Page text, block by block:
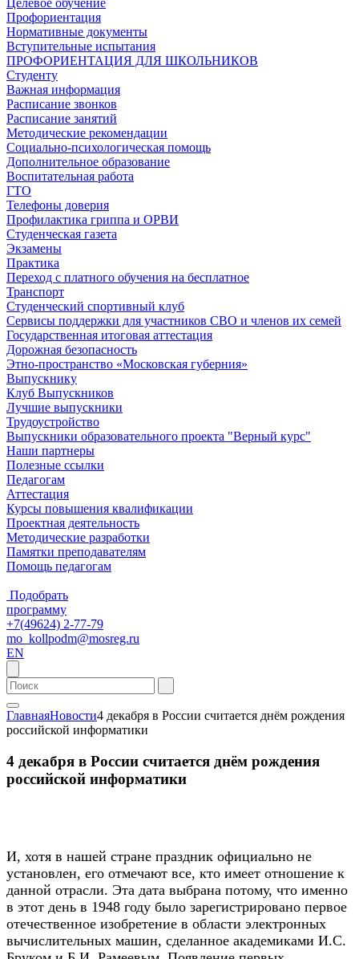
Целевое обучение
Профориентация
Нормативные документы
Вступительные испытания
ПРОФОРИЕНТАЦИЯ ДЛЯ ШКОЛЬНИКОВ
Студенту
Важная информация
Расписание звонков
Расписание занятий
Методические рекомендации
Социально-психологическая помощь
Дополнительное образование
Воспитательная работа
ГТО
Телефоны доверия
Профилактика гриппа и ОРВИ
Cтуденческая газета
Экзамены
Практика
Переход с платного обучения на бесплатное
Транспорт
Студенческий спортивный клуб
Сервисы поддержки для участников СВО и членов их семей
Государственная итоговая аттестация
Дорожная безопасность
Этно-пространство «Московская губерния»
Выпускнику
Клуб Выпускников
Лучшие выпускники
Трудоустройство
Выпускники образовательного проекта "Верный курс"
Наши партнеры
Полезные ссылки
Педагогам
Аттестация
Курсы повышения квалификации
Проектная деятельность
Методические разработки
Памятки преподавателям
Помощь педагогам
Подобрать
программу
+7(49624) 2-77-79
mo_kollpodm@mosreg.ru
EN
ГлавнаяНовости4 декабря в России считается днём рождения
российской информатики
4 декабря в России считается днём рождения
российской информатики
И, хотя в нашей стране праздник официально не
установлен, его отмечают все, кто имеет отношение к
данной отрасли. Эта дата выбрана потому, что именно
в этот день в 1948 году было зарегистрировано первое
отечественное изобретение в области электронных
вычислительных машин, сделанное академиками И.С.